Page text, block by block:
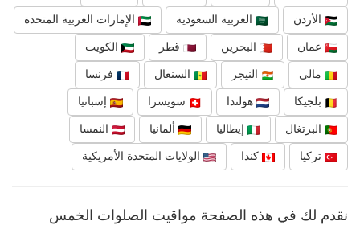
الأردن العربية السعودية الإمارات العربية المتحدة
عمان البحرين قطر الكويت
مالي النيجر السنغال فرنسا
بلجيكا هولندا سويسرا إسبانيا
البرتغال إيطاليا ألمانيا النمسا
تركيا كندا الولايات المتحدة الأمريكية
نقدم لك في هذه الصفحة مواقيت الصلوات الخمس